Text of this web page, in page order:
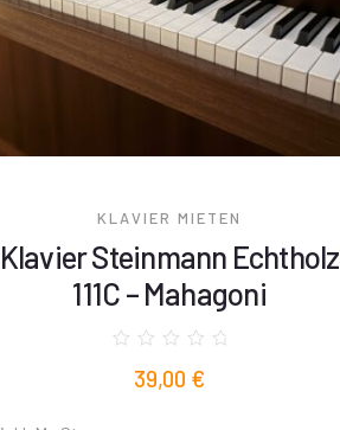
KLAVIER MIETEN
Klavier Steinmann Echtholz
111C – Mahagoni
39,00 €